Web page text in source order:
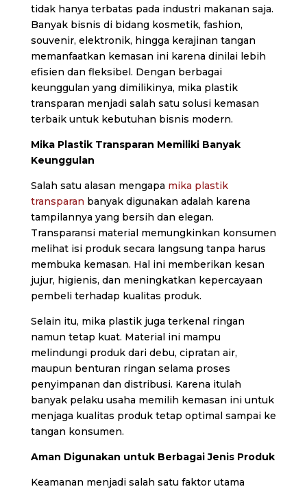
tidak hanya terbatas pada industri makanan saja.
Banyak bisnis di bidang kosmetik, fashion,
souvenir, elektronik, hingga kerajinan tangan
memanfaatkan kemasan ini karena dinilai lebih
efisien dan fleksibel. Dengan berbagai
keunggulan yang dimilikinya, mika plastik
transparan menjadi salah satu solusi kemasan
terbaik untuk kebutuhan bisnis modern.
Mika Plastik Transparan Memiliki Banyak
Keunggulan
Salah satu alasan mengapa mika plastik
transparan banyak digunakan adalah karena
tampilannya yang bersih dan elegan.
Transparansi material memungkinkan konsumen
melihat isi produk secara langsung tanpa harus
membuka kemasan. Hal ini memberikan kesan
jujur, higienis, dan meningkatkan kepercayaan
pembeli terhadap kualitas produk.
Selain itu, mika plastik juga terkenal ringan
namun tetap kuat. Material ini mampu
melindungi produk dari debu, cipratan air,
maupun benturan ringan selama proses
penyimpanan dan distribusi. Karena itulah
banyak pelaku usaha memilih kemasan ini untuk
menjaga kualitas produk tetap optimal sampai ke
tangan konsumen.
Aman Digunakan untuk Berbagai Jenis Produk
Keamanan menjadi salah satu faktor utama